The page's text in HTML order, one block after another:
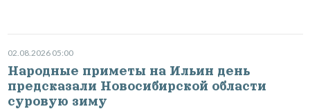
02.08.2026 05:00
Народные приметы на Ильин день
предсказали Новосибирской области
суровую зиму